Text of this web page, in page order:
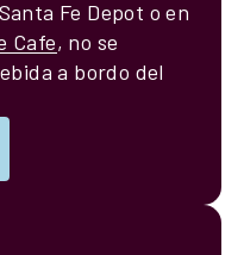
Fe Depot o en
Cafe, no se
a bordo del